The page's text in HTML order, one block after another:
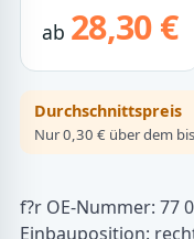
ab 28,30 €
Durchschnittspreis
Nur 0,30 € über dem
f?r OE-Nummer: 77
Einbauposition: